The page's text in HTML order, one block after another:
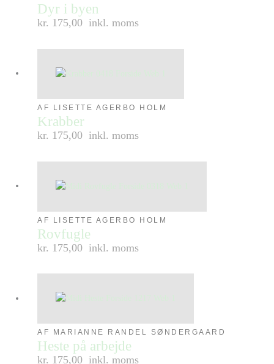
Dyr i byen
kr. 175,00 inkl. moms
AF LISETTE AGERBO HOLM
Krabber
kr. 175,00 inkl. moms
AF LISETTE AGERBO HOLM
Rovfugle
kr. 175,00 inkl. moms
AF MARIANNE RANDEL SØNDERGAARD
Heste på arbejde
kr. 175,00 inkl. moms